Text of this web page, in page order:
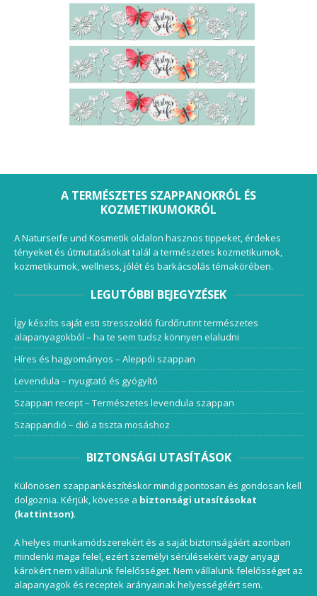
A TERMÉSZETES SZAPPANOKRÓL ÉS
KOZMETIKUMOKRÓL
A Naturseife und Kosmetik oldalon hasznos tippeket, érdekes
tényeket és útmutatásokat talál a természetes kozmetikumok,
kozmetikumok, wellness, jólét és barkácsolás témakörében.
LEGUTÓBBI BEJEGYZÉSEK
Így készíts saját esti stresszoldó fürdőrutint természetes
alapanyagokból – ha te sem tudsz könnyen elaludni
Híres és hagyományos – Aleppói szappan
Levendula – nyugtató és gyógyító
Szappan recept – Természetes levendula szappan
Szappandió – dió a tiszta mosáshoz
BIZTONSÁGI UTASÍTÁSOK
Különösen szappankészítéskor mindig pontosan és gondosan kell
dolgoznia. Kérjük, kövesse a biztonsági utasításokat
(kattintson).
A helyes munkamódszerekért és a saját biztonságáért azonban
mindenki maga felel, ezért személyi sérülésekért vagy anyagi
károkért nem vállalunk felelősséget. Nem vállalunk felelősséget az
alapanyagok és receptek arányainak helyességéért sem.